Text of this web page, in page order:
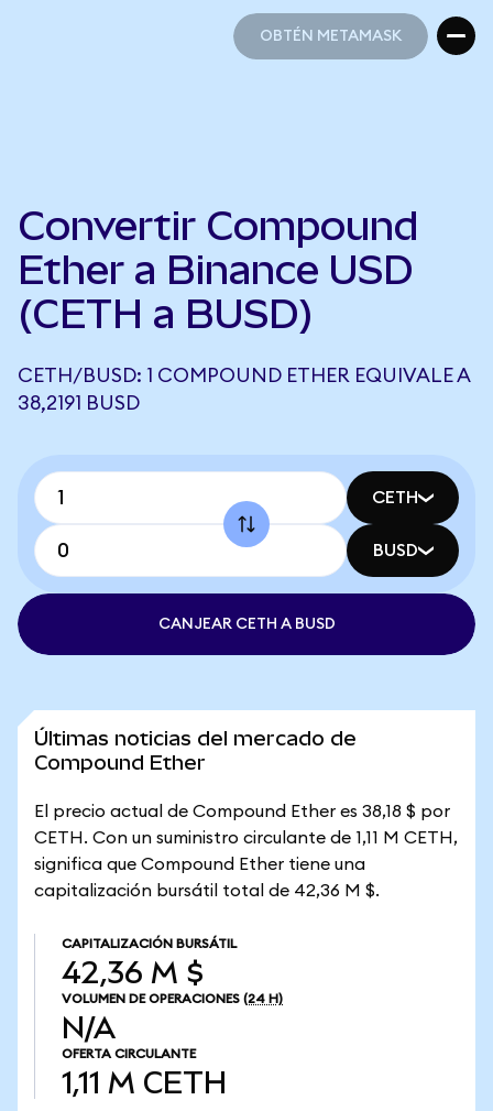
OBTÉN METAMASK
Convertir Compound
Ether a Binance USD
(CETH a BUSD)
CETH/BUSD: 1 COMPOUND ETHER EQUIVALE A
38,2191 BUSD
CETH
BUSD
CANJEAR CETH A BUSD
Últimas noticias del mercado de
Compound Ether
El precio actual de Compound Ether es 38,18 $ por
CETH. Con un suministro circulante de 1,11 M CETH,
significa que Compound Ether tiene una
capitalización bursátil total de 42,36 M $.
CAPITALIZACIÓN BURSÁTIL
42,36 M $
VOLUMEN DE OPERACIONES (24 H)
N/A
OFERTA CIRCULANTE
1,11 M CETH